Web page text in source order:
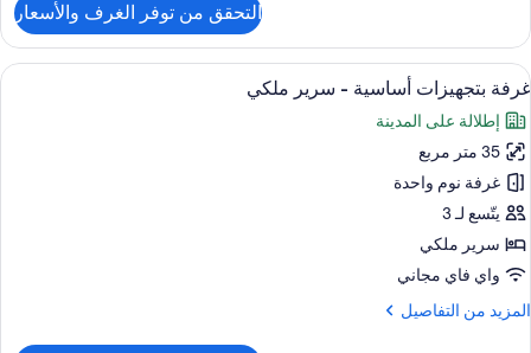
Access
Executive
Twin
Room
With
Lounge
Access
التحقق من توفر الغرف والأسعار
استعراض
جميع
صور
غرفة
بتجهيزات
أساسية
-
سرير
ملكي
أغطية فراش متميزة وأسرّة تيمبور بديك
7
غرفة بتجهيزات أساسية - سرير ملكي
إطلالة على المدينة
35 متر مربع
غرفة نوم واحدة
يتّسع لـ 3
سرير ملكي
واي فاي مجاني
المزيد من التفاصيل
المزيد